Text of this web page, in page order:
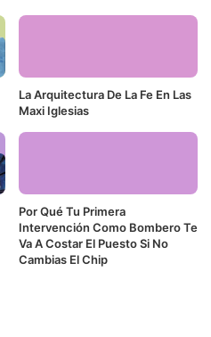
La Arquitectura De La Fe En Las
Maxi Iglesias
Por Qué Tu Primera
Intervención Como Bombero Te
Va A Costar El Puesto Si No
Cambias El Chip